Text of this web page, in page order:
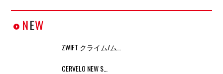
NEW
ZWIFT クライム/ム…
CERVELO NEW S…